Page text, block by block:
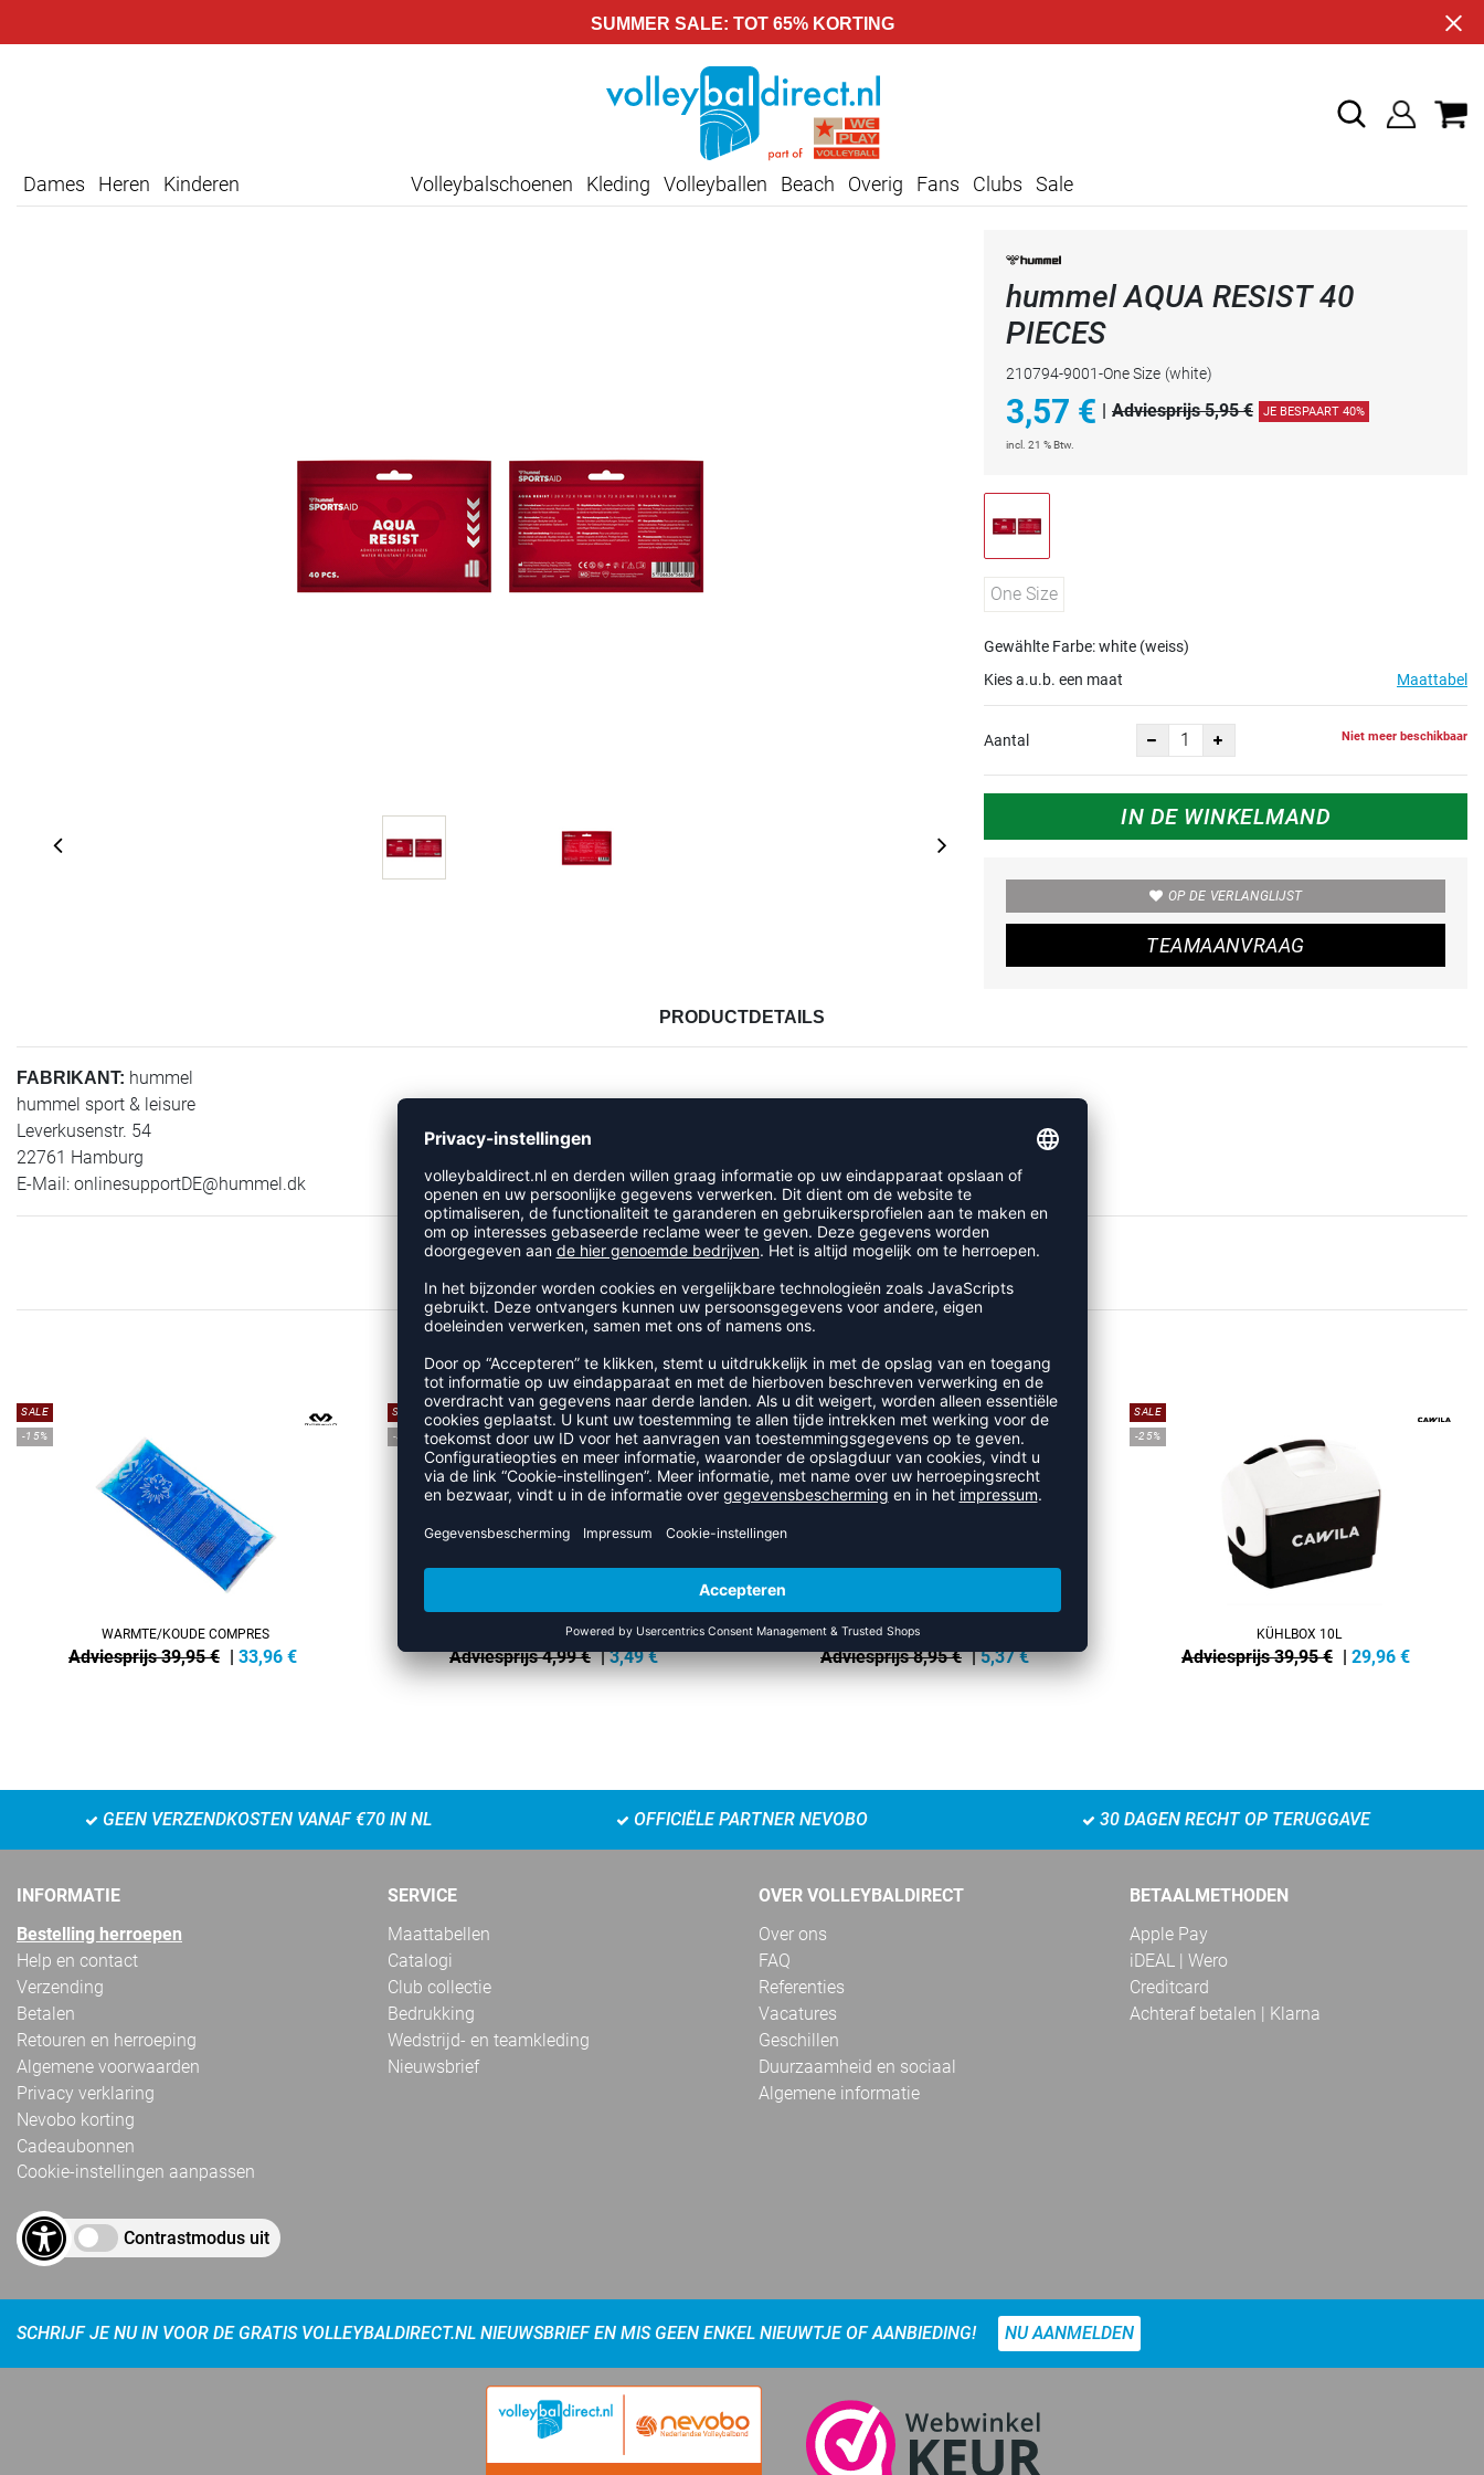
SUMMER SALE: TOT 65% KORTING
Dames Heren Kinderen Volleybalschoenen Kleding Volleyballen Beach Overig Fans Clubs Sale
hummel AQUA RESIST 40
PIECES
210794-9001-One Size (white)
3,57 € Adviesprijs 5,95 € JE BESPAART 40%
incl. 21 % Btw.
One Size
Gewählte Farbe: white (weiss)
Kies a.u.b. een maat
Maattabel
Aantal Niet meer beschikbaar
IN DE WINKELMAND
OP DE VERLANGLIJST
TEAMAANVRAAG
PRODUCTDETAILS
FABRIKANT: hummel
hummel sport & leisure
Leverkusenstr. 54
22761 Hamburg
E-Mail: onlinesupportDE@hummel.dk
RECENT BEKEKEN
MEER UIT DE CATEGORIE EERSTE HULP
SALE
-15%
WARMTE/KOUDE COMPRES
Adviesprijs 39,95 € | 33,96 €
SALE
-30%
WARMTE/ KOUDE PAK
Adviesprijs 4,99 € |3,49 €
SALE
-40%
SUPPORT BANDAGE 10 CM
Adviesprijs 8,95 € |5,37 €
SALE
-25%
KÜHLBOX 10L
Adviesprijs 39,95 € | 29,96 €
GEEN VERZENDKOSTEN VANAF €70 IN NL OFFICIËLE PARTNER NEVOBO 30 DAGEN RECHT OP TERUGGAVE
INFORMATIE
Bestelling herroepen
Help en contact
Verzending
Betalen
Retouren en herroeping
Algemene voorwaarden
Privacy verklaring
Nevobo korting
Cadeaubonnen
Cookie-instellingen aanpassen
Contrastmodus uit
SERVICE
Maattabellen
Catalogi
Club collectie
Bedrukking
Wedstrijd- en teamkleding
Nieuwsbrief
OVER VOLLEYBALDIRECT
Over ons
FAQ
Referenties
Vacatures
Geschillen
Duurzaamheid en sociaal
Algemene informatie
BETAALMETHODEN
Apple Pay
iDEAL | Wero
Creditcard
Achteraf betalen | Klarna
SCHRIJF JE NU IN VOOR DE GRATIS VOLLEYBALDIRECT.NL NIEUWSBRIEF EN MIS GEEN ENKEL NIEUWTJE OF AANBIEDING! NU AANMELDEN